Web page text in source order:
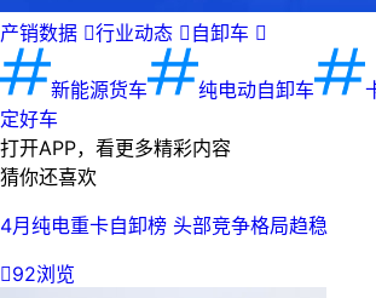
产销数据 行业动态  自卸车 
新能源货车 纯电动自卸车
定好车
打开APP，看更多精彩内容
猜你还喜欢
4月纯电重卡自卸榜 头部竞争格局趋稳
92浏览